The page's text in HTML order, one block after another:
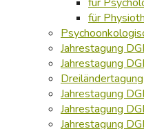
für
Jahrestagung
Jahrestagung
Jahrestagung
Jahrestagung
Jahrestagung